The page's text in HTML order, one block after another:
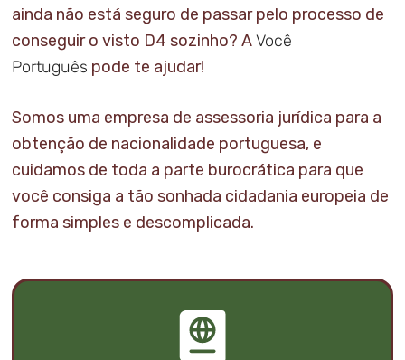
ainda não está seguro de passar pelo processo de
conseguir o visto D4 sozinho? AVocê
Português pode te ajudar!
Somos uma empresa de assessoria jurídica para a
obtenção de nacionalidade portuguesa, e
cuidamos de toda a parte burocrática para que
você consiga a tão sonhada cidadania europeia de
forma simples e descomplicada.